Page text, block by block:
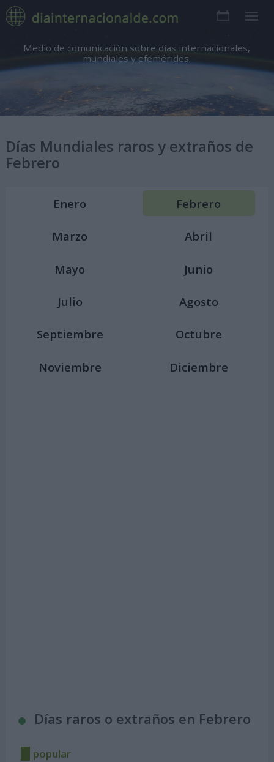
Medio de comunicación sobre días internacionales,
mundiales y efemérides.
Días Mundiales raros y extraños de
Febrero
Enero Febrero
Marzo Abril
Mayo Junio
Julio Agosto
Septiembre Octubre
Noviembre Diciembre
Días raros o extraños en Febrero
popular